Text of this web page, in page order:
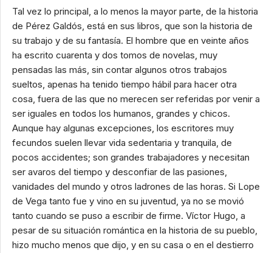
Tal vez lo principal, a lo menos la mayor parte, de la historia
de Pérez Galdós, está en sus libros, que son la historia de
su trabajo y de su fantasía. El hombre que en veinte años
ha escrito cuarenta y dos tomos de novelas, muy
pensadas las más, sin contar algunos otros trabajos
sueltos, apenas ha tenido tiempo hábil para hacer otra
cosa, fuera de las que no merecen ser referidas por venir a
ser iguales en todos los humanos, grandes y chicos.
Aunque hay algunas excepciones, los escritores muy
fecundos suelen llevar vida sedentaria y tranquila, de
pocos accidentes; son grandes trabajadores y necesitan
ser avaros del tiempo y desconfiar de las pasiones,
vanidades del mundo y otros ladrones de las horas. Si Lope
de Vega tanto fue y vino en su juventud, ya no se movió
tanto cuando se puso a escribir de firme. Víctor Hugo, a
pesar de su situación romántica en la historia de su pueblo,
hizo mucho menos que dijo, y en su casa o en el destierro